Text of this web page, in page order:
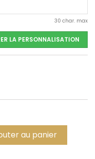
30 char. max
LA PERSONNALISATION
au panier